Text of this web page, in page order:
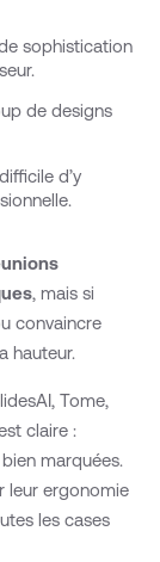
sophistication
de designs
d’y
, mais si
convaincre
hauteur.
Tome,
claire :
marquées.
leur ergonomie
les cases